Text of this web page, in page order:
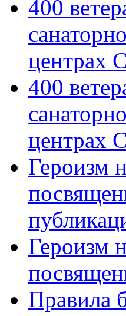
400
центрах
400
центрах
Героизм
Героизм
Правила